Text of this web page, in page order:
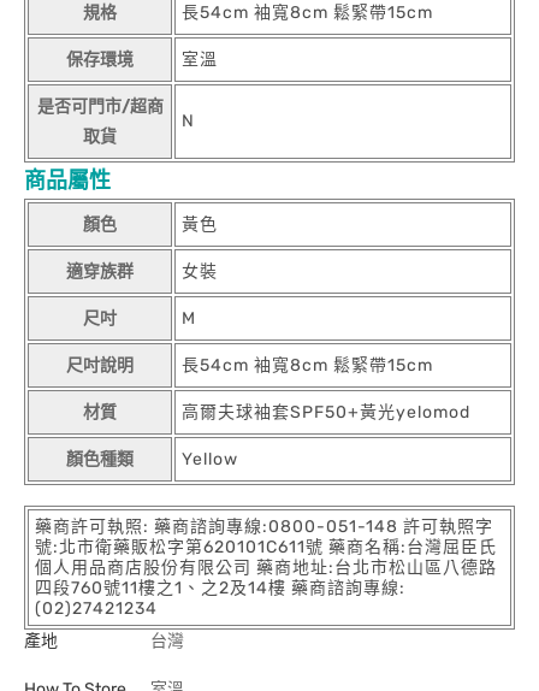
規格 長54cm 袖寬8cm 鬆緊帶15cm
保存環境 室溫
是否可門市/超商
取貨
N
商品屬性
顏色 黃色
適穿族群 女裝
尺吋 M
尺吋說明 長54cm 袖寬8cm 鬆緊帶15cm
材質 高爾夫球袖套SPF50+黃光yelomod
顏色種類 Yellow
藥商許可執照: 藥商諮詢專線:0800-051-148 許可執照字
號:北市衛藥販松字第620101C611號 藥商名稱:台灣屈臣氏
個人用品商店股份有限公司 藥商地址:台北市松山區八德路
四段760號11樓之1、之2及14樓 藥商諮詢專線:
(02)27421234
產地
台灣